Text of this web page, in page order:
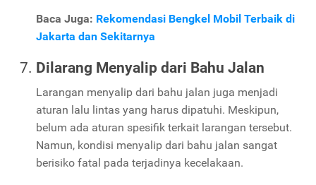
Baca Juga: Rekomendasi Bengkel Mobil Terbaik di
Jakarta dan Sekitarnya
Dilarang Menyalip dari Bahu Jalan
Larangan menyalip dari bahu jalan juga menjadi
aturan lalu lintas yang harus dipatuhi. Meskipun,
belum ada aturan spesifik terkait larangan tersebut.
Namun, kondisi menyalip dari bahu jalan sangat
berisiko fatal pada terjadinya kecelakaan.